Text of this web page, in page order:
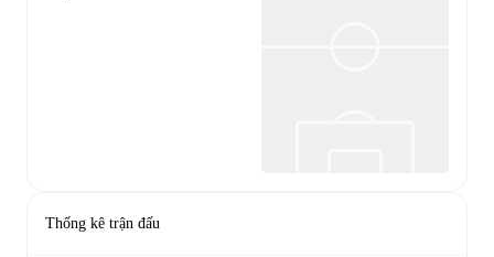
Thống kê trận đấu